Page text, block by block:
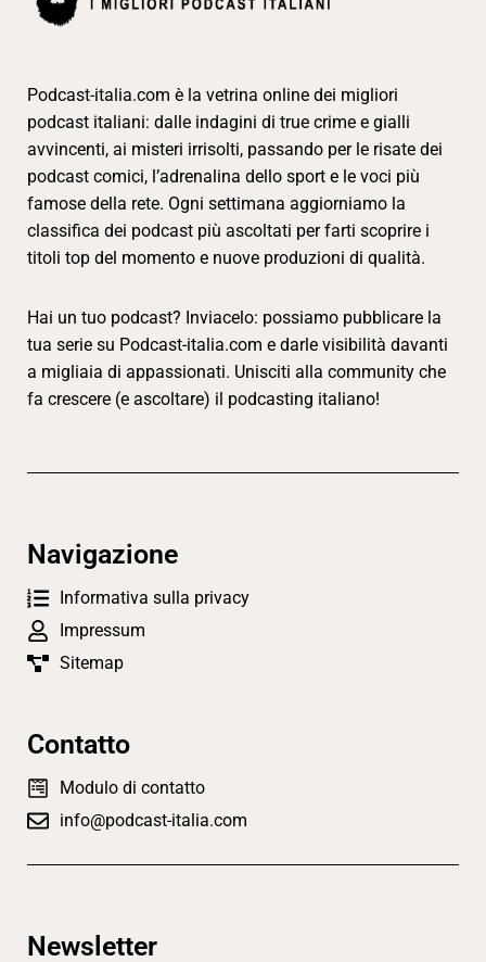
Podcast-italia.com è la vetrina online dei migliori
podcast italiani: dalle indagini di true crime e gialli
avvincenti, ai misteri irrisolti, passando per le risate dei
podcast comici, l’adrenalina dello sport e le voci più
famose della rete. Ogni settimana aggiorniamo la
classifica dei podcast più ascoltati per farti scoprire i
titoli top del momento e nuove produzioni di qualità.
Hai un tuo podcast? Inviacelo: possiamo pubblicare la
tua serie su Podcast-italia.com e darle visibilità davanti
a migliaia di appassionati. Unisciti alla community che
fa crescere (e ascoltare) il podcasting italiano!
Navigazione
Informativa sulla privacy
Impressum
Sitemap
Contatto
Modulo di contatto
info@podcast-italia.com
Newsletter